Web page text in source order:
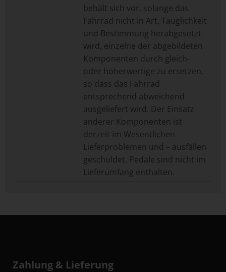
behält sich vor, solange das
Fahrrad nicht in Art, Tauglichkeit
und Bestimmung herabgesetzt
wird, einzelne der abgebildeten
Komponenten durch gleich-
oder höherwertige zu ersetzen,
so dass das Fahrrad
entsprechend abweichend
ausgeliefert wird. Der Einsatz
anderer Komponenten ist
derzeit im Wesentlichen
Lieferproblemen und – ausfällen
geschuldet. Pedale sind nicht im
Lieferumfang enthalten.
Zahlung & Lieferung